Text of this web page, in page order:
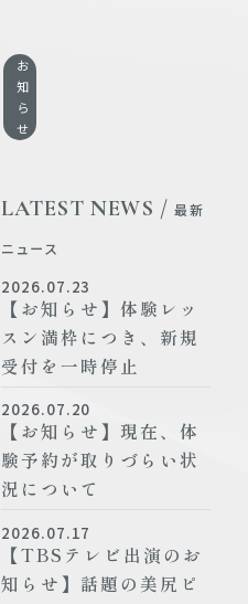
お
知
ら
せ
LATEST NEWS /最新
ニュース
2026.07.23
【お知らせ】体験レッ
スン満枠につき、新規
受付を一時停止
2026.07.20
【お知らせ】現在、体
験予約が取りづらい状
況について
2026.07.17
【TBSテレビ出演のお
知らせ】話題の美尻ピ